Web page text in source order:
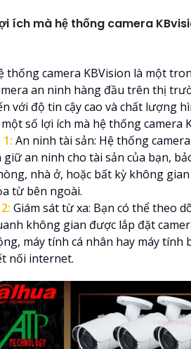
ích mà hệ thống camera
thống camera KBVision là một
an ninh hàng đầu trên thị
với độ tin cậy cao và chất lượng
số lợi ích mà hệ thống camera
1: An ninh tài sản: Hệ thống
giữ an ninh cho tài sản của bạn,
nhà ở, hoặc bất kỳ không
từ bên ngoài.
2: Giám sát từ xa: Bạn có thể theo
không gian được lắp đặt
máy tính cá nhân hay máy tính
nối internet.